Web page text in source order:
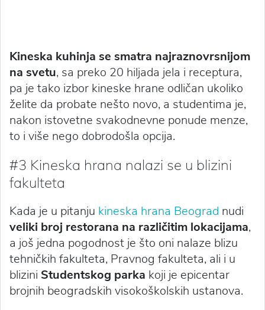
Kineska kuhinja se smatra najraznovrsnijom
na svetu, sa preko 20 hiljada jela i receptura,
pa je tako izbor kineske hrane odličan ukoliko
želite da probate nešto novo, a studentima je,
nakon istovetne svakodnevne ponude menze,
to i više nego dobrodošla opcija.
#3 Kineska hrana nalazi se u blizini
fakulteta
Kada je u pitanju kineska hrana Beograd nudi
veliki broj restorana na različitim lokacijama,
a još jedna pogodnost je što oni nalaze blizu
tehničkih fakulteta, Pravnog fakulteta, ali i u
blizini Studentskog parka koji je epicentar
brojnih beogradskih visokoškolskih ustanova.